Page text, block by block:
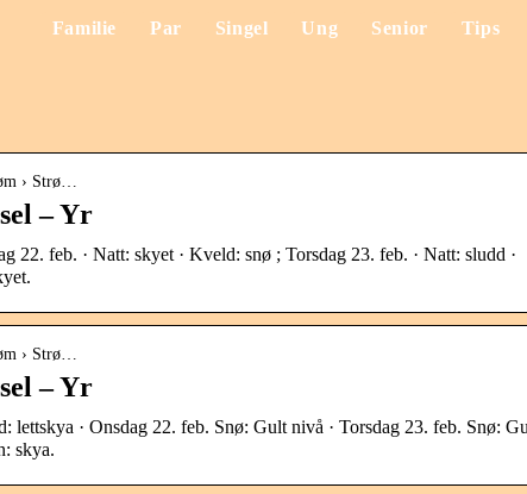
Familie Par Singel Ung Senior Tips
› Strø…
– Yr
22. feb. · Natt: skyet · Kveld: snø ; Torsdag 23. feb. · Natt: sludd ·
› Strø…
– Yr
lettskya · Onsdag 22. feb. Snø: Gult nivå · Torsdag 23. feb. Snø:
skya.